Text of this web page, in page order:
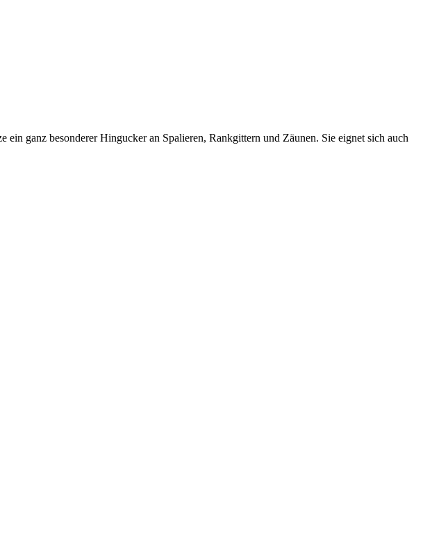
ganz besonderer Hingucker an Spalieren, Rankgittern und Zäunen. Sie eignet sich auch